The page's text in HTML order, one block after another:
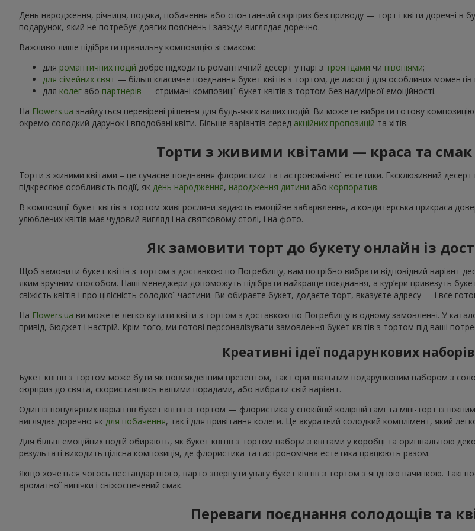
День народження, річниця, подяка, побачення або спонтанний сюрприз без приводу — торт і квіти доречні в
подарунок, який не потребує довгих пояснень і завжди виглядає доречно.
Важливо лише підібрати правильну композицію зі смаком:
для романтичних подій добре підходить романтичний десерт у парі з трояндами чи півоніями;
для сімейних свят — більш класичне поєднання букет квітів з тортом, де ласощі для особливих
для колег або партнерів — стримані композиції букет квітів з тортом без надмірної емоційності.
На Flowers.ua знайдуться перевірені рішення для будь-яких ваших подій. Ви можете вибрати готову
окремо солодкий дарунок і вподобані квіти. Більше варіантів серед акційних пропозицій та хітів.
Торти з живими квітами — краса та
Торти з живими квітами – це сучасне поєднання флористики та гастрономічної естетики. Ексклюзивний десерт
підкреслює особливість події, як день народження, народження дитини або корпоратив.
В композиції букет квітів з тортом живі рослини задають емоційне забарвлення, а кондитерська прикраса
улюблених квітів має чудовий вигляд і на святковому столі, і на фото.
Як замовити торт до букету онлайн із
Щоб замовити букет квітів з тортом з доставкою по Погребищу, вам потрібно вибрати відповідний варіант
яким зручним способом. Наші менеджери допоможуть підібрати найкраще поєднання, а кур’єри привезуть
свіжість квітів і про цілісність солодкої частини. Ви обираєте букет, додаєте торт, вказуєте адресу — і все
На Flowers.ua ви можете легко купити квіти з тортом з доставкою по Погребищу в одному замовленні. У
привід, бюджет і настрій. Крім того, ми готові персоналізувати замовлення букет квітів з тортом під ваші
Креативні ідеї подарункових
Букет квітів з тортом може бути як повсякденним презентом, так і оригінальним подарунковим набором з
сюрприз до свята, скориставшись нашими порадами, або вибрати свій варіант.
Один із популярних варіантів букет квітів з тортом — флористика у спокійній колірній гамі та міні-торт із
виглядає доречно як для побачення, так і для привітання колеги. Це акуратний солодкий комплімент, який
Для більш емоційних подій обирають, як букет квітів з тортом набори з квітами у коробці та оригінальною
результаті виходить цілісна композиція, де флористика та гастрономічна естетика працюють разом.
Якщо хочеться чогось нестандартного, варто звернути увагу букет квітів з тортом з ягідною начинкою. Такі
ароматної випічки і свіжоспечений смак.
Переваги поєднання солодощів та